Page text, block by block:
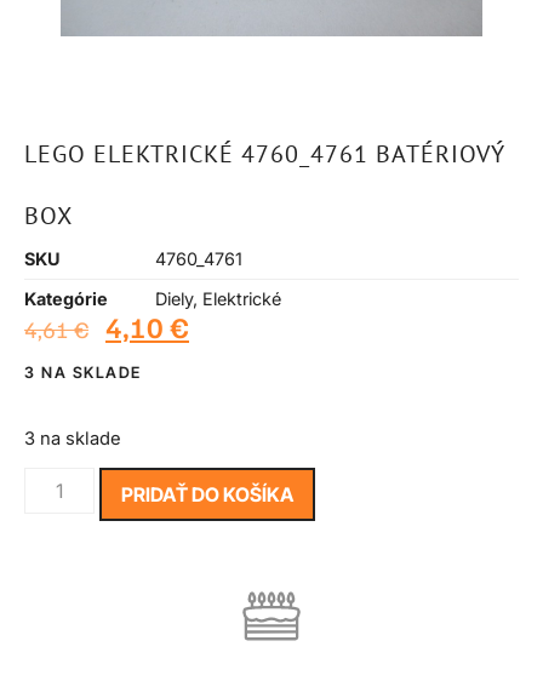
LEGO ELEKTRICKÉ 4760_4761 BATÉRIOVÝ
BOX
SKU
4760_4761
Kategórie
Diely, Elektrické
4,61€ 4,10 €
3 NA SKLADE
3 na sklade
PRIDAŤ DO KOŠÍKA